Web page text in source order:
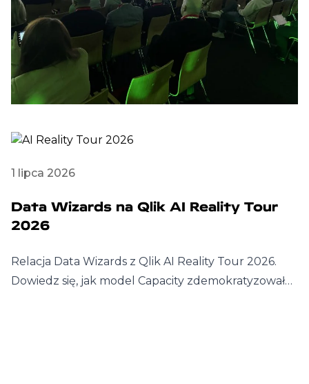
1 lipca 2026
Data Wizards na Qlik AI Reality Tour
2026
Relacja Data Wizards z Qlik AI Reality Tour 2026.
Dowiedz się, jak model Capacity zdemokratyzował…